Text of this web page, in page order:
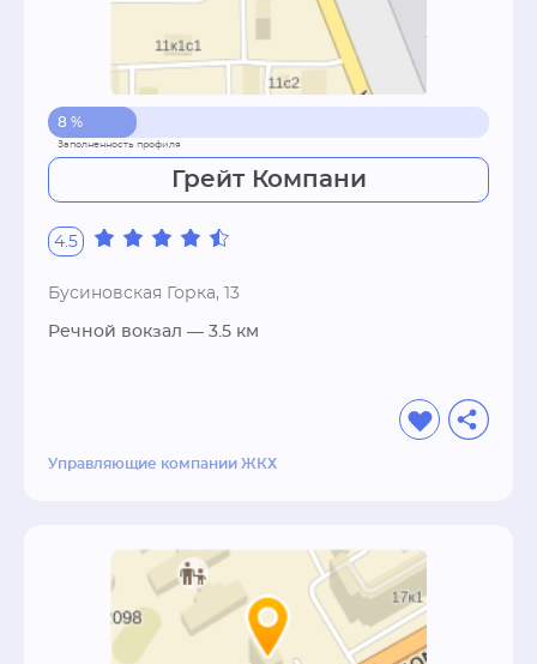
8 %
Грейт Компани
4.5
Бусиновская Горка, 13
Речной вокзал — 3.5 км
Управляющие компании ЖКХ